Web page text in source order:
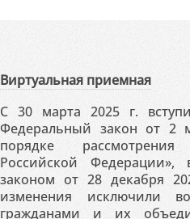
Виртуальная приемная
С 30 марта 2025 г.
Федеральный закон от
порядке
Российской Федерации»,
законом от 28 декабря
изменения исключили
гражданами и их